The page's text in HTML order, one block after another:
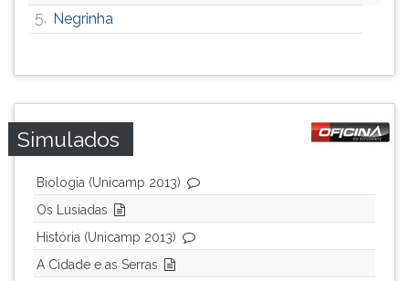
5. Negrinha
Simulados
Biologia (Unicamp 2013)
Os Lusíadas
História (Unicamp 2013)
A Cidade e as Serras